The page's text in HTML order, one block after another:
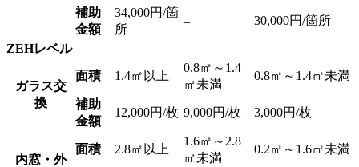
補助
金額
34,000円/箇
所
– 30,000円/箇所
ZEHレベル
ガラス交
換
面積 1.4㎡以上
0.8㎡～1.4
㎡未満
0.8㎡～1.4㎡未満
補助
金額
12,000円/枚 9,000円/枚 3,000円/枚
内窓・外
面積 2.8㎡以上
1.6㎡～2.8
㎡未満
0.2㎡～1.6㎡未満